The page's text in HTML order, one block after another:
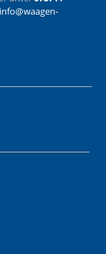
info@waagen-